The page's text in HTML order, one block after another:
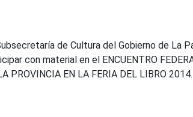
de Cultura del Gobierno de La
con material en el ENCUENTRO
PROVINCIA EN LA FERIA DEL LIBRO 2014.